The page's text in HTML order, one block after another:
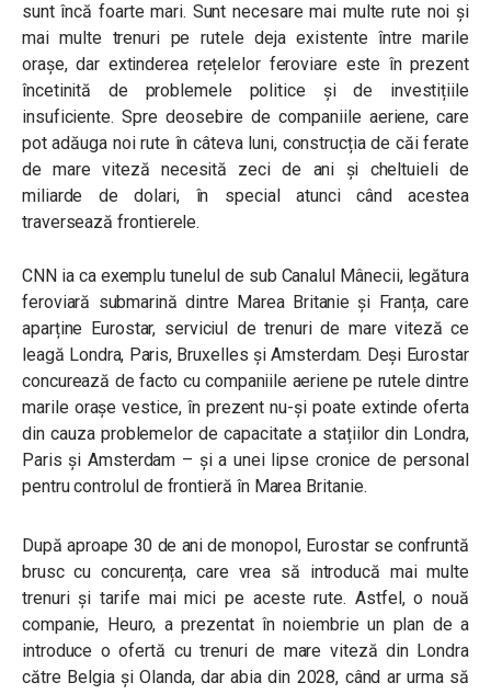
sunt încă foarte mari. Sunt necesare mai multe rute noi și
mai multe trenuri pe rutele deja existente între marile
orașe, dar extinderea rețelelor feroviare este în prezent
încetinită de problemele politice și de investițiile
insuficiente. Spre deosebire de companiile aeriene, care
pot adăuga noi rute în câteva luni, construcția de căi ferate
de mare viteză necesită zeci de ani și cheltuieli de
miliarde de dolari, în special atunci când acestea
traversează frontierele.
CNN ia ca exemplu tunelul de sub Canalul Mânecii, legătura
feroviară submarină dintre Marea Britanie și Franța, care
aparține Eurostar, serviciul de trenuri de mare viteză ce
leagă Londra, Paris, Bruxelles și Amsterdam. Deși Eurostar
concurează de facto cu companiile aeriene pe rutele dintre
marile orașe vestice, în prezent nu-și poate extinde oferta
din cauza problemelor de capacitate a stațiilor din Londra,
Paris și Amsterdam – și a unei lipse cronice de personal
pentru controlul de frontieră în Marea Britanie.
După aproape 30 de ani de monopol, Eurostar se confruntă
brusc cu concurența, care vrea să introducă mai multe
trenuri și tarife mai mici pe aceste rute. Astfel, o nouă
companie, Heuro, a prezentat în noiembrie un plan de a
introduce o ofertă cu trenuri de mare viteză din Londra
către Belgia și Olanda, dar abia din 2028, când ar urma să